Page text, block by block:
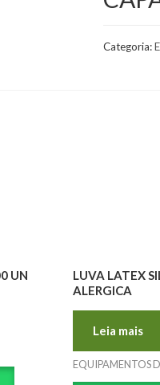
Categoria:
UN
LUVA LATEX
ALERGICA
Leia mais
EQUIPAMENTOS